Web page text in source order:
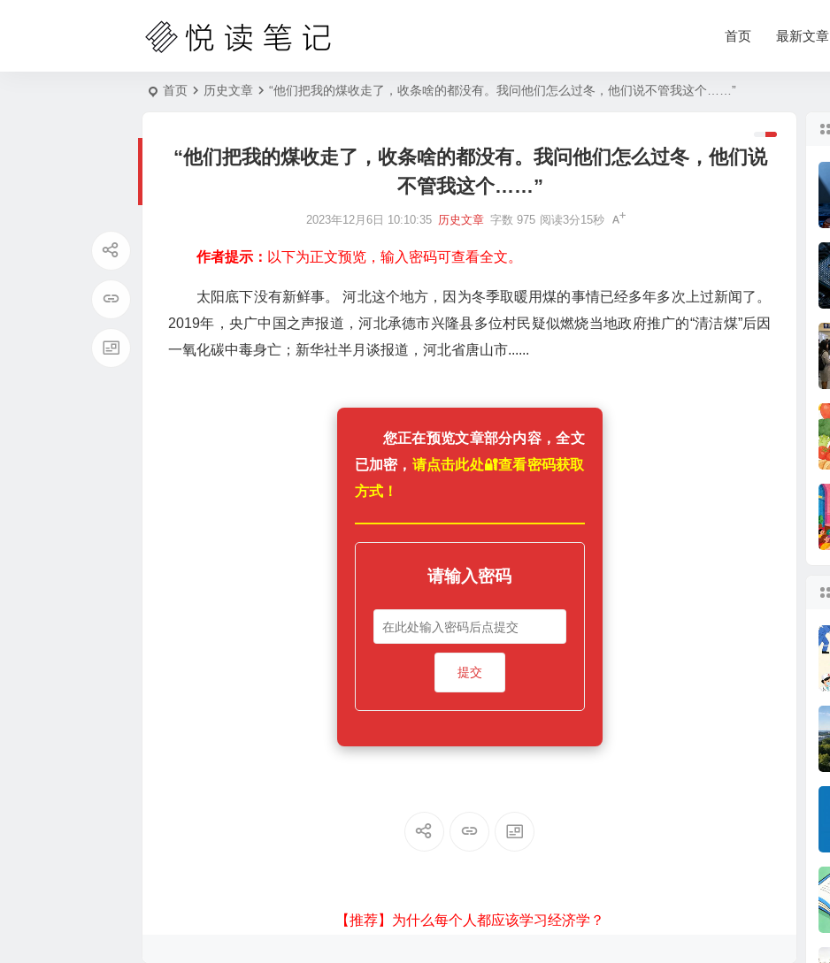
首页 最新文章
首页 历史文章 “他们把我的煤收走了，收条啥的都没有。我问他们怎么过冬，他们说不管我这个……”
“他们把我的煤收走了，收条啥的都没有。我问他们怎么过冬，他们说
不管我这个……”
2023年12月6日 10:10:35 历史文章 字数 975 阅读3分15秒
作者提示： 以下为正文预览，输入密码可查看全文。
太阳底下没有新鲜事。 河北这个地方，因为冬季取暖用煤的事情已经多年多次上过新闻了。
2019年，央广中国之声报道，河北承德市兴隆县多位村民疑似燃烧当地政府推广的“清洁煤”后因
一氧化碳中毒身亡；新华社半月谈报道，河北省唐山市......
您正在预览文章部分内容，全文
已加密， 请点击此处🔐️查看密码获取
方式！
请输入密码
【推荐】为什么每个人都应该学习经济学？